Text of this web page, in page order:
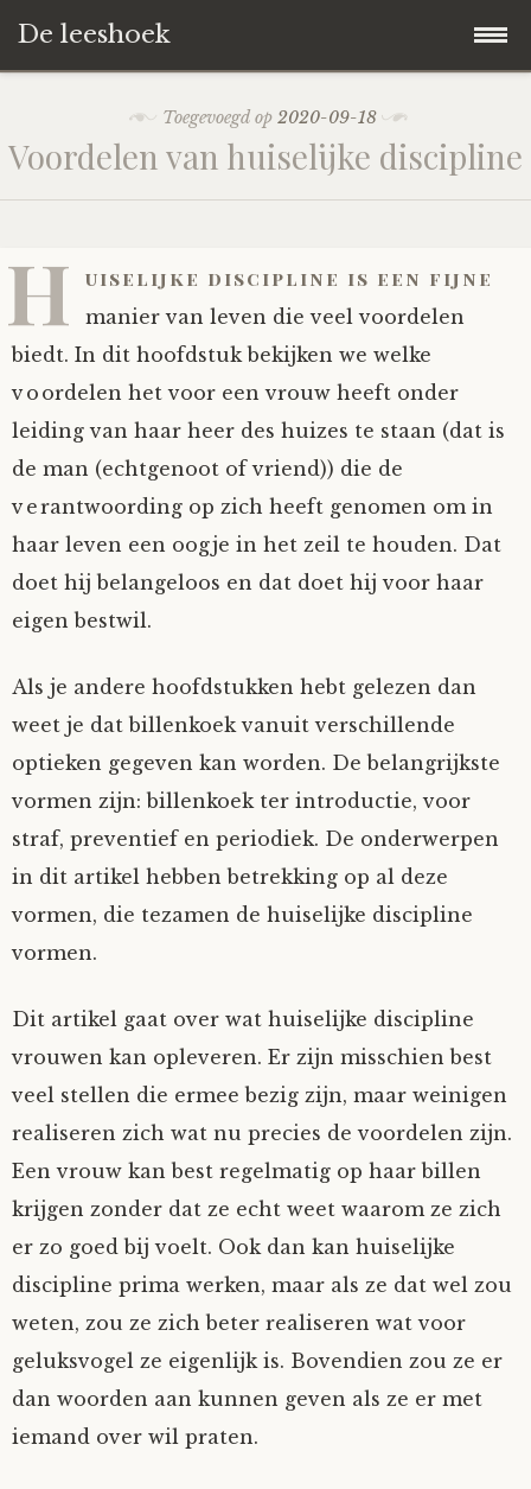
De leeshoek
content
De Leeshoek
Wie zijn we?
Nieuw op de site
Woordenboek
De hele kast
Alternatieve straffen
Instrumenten
Op ontdekkingsreis
Spelletjes
HD-Archief
Hoe geef je?
Hoe krijg je?
Instrumenten
Alle verhalen
Verhalen van De Leeshoek
Algae
Ben Hands-on
Bill-A-Cook
Björn
Clarity
Fioontje
Gralin
Henricus
Jack
Johanna
Juliette Stark
Verhalen van de HD-site
Anne
Bill
Interactieve verhalen
Polls
Averechts
Mijn Account
Toegevoegd op 2020-09-18
Voordelen van huiselijke discipline
H uiselijke discipline is een fijne
manier van leven die veel voordelen
biedt. In dit hoofdstuk bekijken we welke
voordelen het voor een vrouw heeft onder
leiding van haar heer des huizes te staan (dat is
de man (echtgenoot of vriend)) die de
verantwoording op zich heeft genomen om in
haar leven een oogje in het zeil te houden. Dat
doet hij belangeloos en dat doet hij voor haar
eigen bestwil.
Als je andere hoofdstukken hebt gelezen dan
weet je dat billenkoek vanuit verschillende
optieken gegeven kan worden. De belangrijkste
vormen zijn: billenkoek ter introductie, voor
straf, preventief en periodiek. De onderwerpen
in dit artikel hebben betrekking op al deze
vormen, die tezamen de huiselijke discipline
vormen.
Dit artikel gaat over wat huiselijke discipline
vrouwen kan opleveren. Er zijn misschien best
veel stellen die ermee bezig zijn, maar weinigen
realiseren zich wat nu precies de voordelen zijn.
Een vrouw kan best regelmatig op haar billen
krijgen zonder dat ze echt weet waarom ze zich
er zo goed bij voelt. Ook dan kan huiselijke
discipline prima werken, maar als ze dat wel zou
weten, zou ze zich beter realiseren wat voor
geluksvogel ze eigenlijk is. Bovendien zou ze er
dan woorden aan kunnen geven als ze er met
iemand over wil praten.